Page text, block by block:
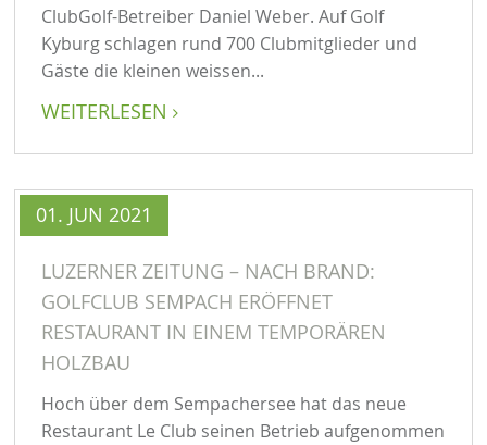
ClubGolf-Betreiber Daniel Weber. Auf Golf
Kyburg schlagen rund 700 Clubmitglieder und
Gäste die kleinen weissen...
WEITERLESEN
01. JUN 2021
LUZERNER ZEITUNG – NACH BRAND:
GOLFCLUB SEMPACH ERÖFFNET
RESTAURANT IN EINEM TEMPORÄREN
HOLZBAU
Hoch über dem Sempachersee hat das neue
Restaurant Le Club seinen Betrieb aufgenommen